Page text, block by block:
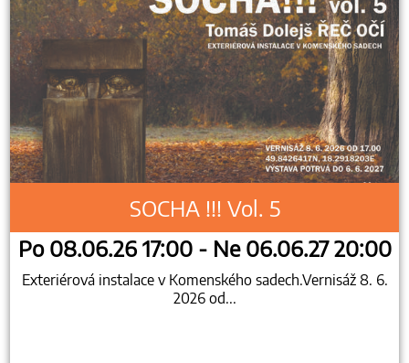
SOCHA !!! Vol. 5
Po 08.06.26 17:00 - Ne 06.06.27 20:00
Exteriérová instalace v Komenského sadech.Vernisáž 8. 6.
2026 od...